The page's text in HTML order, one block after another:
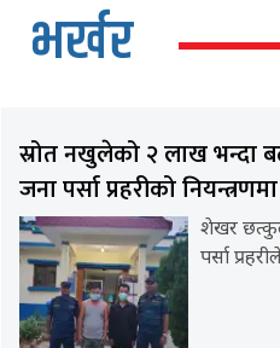
भर्खर
स्रोत नखुलेको २ लाख भन्दा
जना पर्सा प्रहरीको नियन्त्रणमा
शेखर
पर्सा